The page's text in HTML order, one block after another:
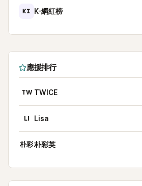
KI K-網紅榜
應援排行
TW TWICE
LI Lisa
朴彩朴彩英